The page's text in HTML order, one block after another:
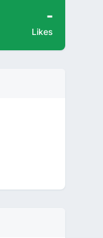
-
Likes